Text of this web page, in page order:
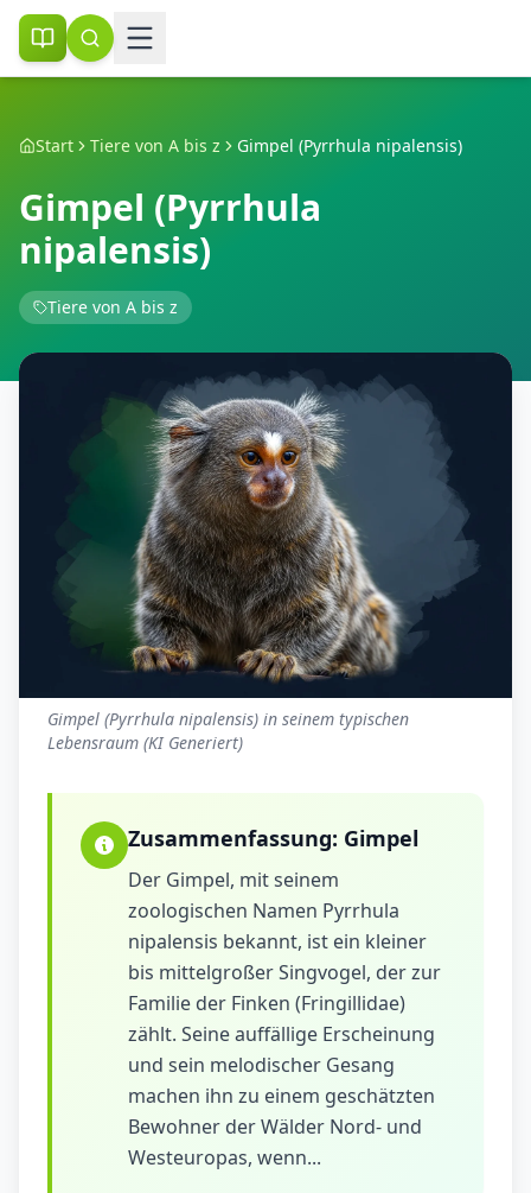
Start Tiere von A bis z Gimpel (Pyrrhula nipalensis)
Gimpel (Pyrrhula
nipalensis)
Tiere von A bis z
Gimpel (Pyrrhula nipalensis) in seinem typischen
Lebensraum (KI Generiert)
Zusammenfassung: Gimpel
Der Gimpel, mit seinem
zoologischen Namen Pyrrhula
nipalensis bekannt, ist ein kleiner
bis mittelgroßer Singvogel, der zur
Familie der Finken (Fringillidae)
zählt. Seine auffällige Erscheinung
und sein melodischer Gesang
machen ihn zu einem geschätzten
Bewohner der Wälder Nord- und
Westeuropas, wenn...